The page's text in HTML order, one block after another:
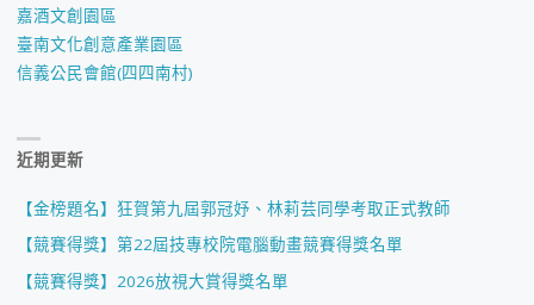
嘉酒文創園區
臺南文化創意產業園區
信義公民會館(四四南村)
近期更新
【金榜題名】狂賀第九屆郭冠妤、林莉芸同學考取正式教師
【競賽得獎】第22屆技專校院電腦動畫競賽得獎名單
【競賽得獎】2026放視大賞得獎名單